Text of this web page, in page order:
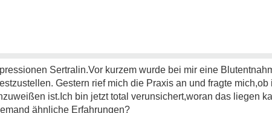
Sertralin.Vor kurzem wurde bei mir eine
Gestern rief mich die Praxis an und fragte
ist.Ich bin jetzt total verunsichert,woran das liegen
ähnliche Erfahrungen?